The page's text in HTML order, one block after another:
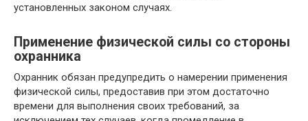
установленных законом случаях.
Применение физической силы со стороны
охранника
Охранник обязан предупредить о намерении применения
физической силы, предоставив при этом достаточно
времени для выполнения своих требований, за